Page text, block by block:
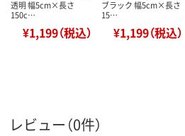
透明 幅5cm×長さ
150c…
¥1,199（税込）
ブラック 幅5cm×長さ
15…
¥1,199（税込）
レビュー（0件）